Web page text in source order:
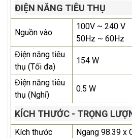
ĐIỆN NĂNG TIÊU THỤ
Nguồn vào
100V ~ 240 V
50Hz ~ 60Hz
Điện năng tiêu
thụ (Tối đa)
154 W
Điện năng tiêu
thụ (Nghỉ)
0.5 W
KÍCH THƯỚC - TRỌNG
Kích thước
Ngang 98.39 x